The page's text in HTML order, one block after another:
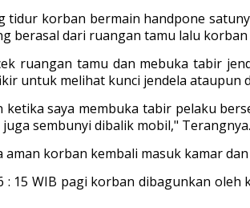
tidur korban bermain handpone
berasal dari ruangan tamu lalu
ruangan tamu dan mebuka tabir
untuk melihat kunci jendela ataupun
ketika saya membuka tabir pelaku
sembunyi dibalik mobil," Terangnya.
aman korban kembali masuk kamar
: 15 WIB pagi korban dibagunkan